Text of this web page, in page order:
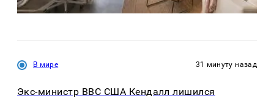
В мире 31 минуту назад
Экс-министр ВВС США Кендалл лишился